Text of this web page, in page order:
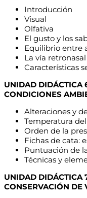
Introducción
Visual
Olfativa
El gusto y los
Equilibrio entre
La vía retronasal
Características
UNIDAD DIDÁCTICA
CONDICIONES
Alteraciones y
Temperatura
Orden de la
Fichas de cata:
Puntuación de
Técnicas y
UNIDAD DIDÁCTICA
CONSERVACIÓN DE